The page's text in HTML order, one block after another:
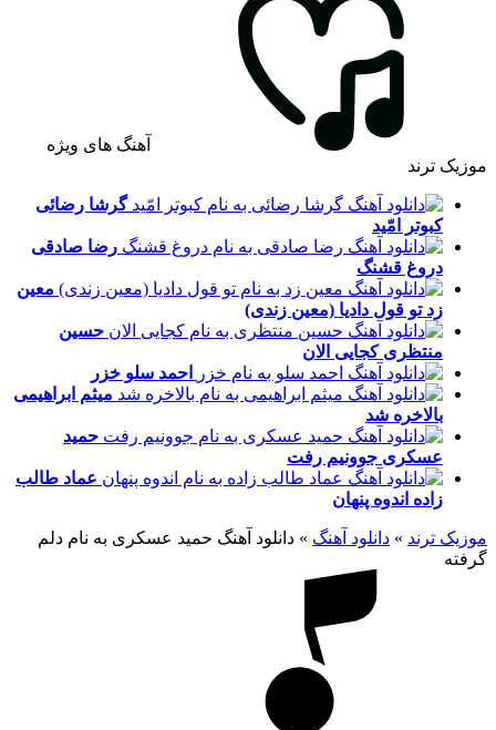
آهنگ های ویژه
موزیک ترند
گرشا رضائی
کبوتر امّید
رضا صادقی
دروغ قشنگ
معین
زدتو قول دادیا (معین زندی)
حسین
منتظریکجایی الان
احمد سلو خزر
میثم ابراهیمی
بالاخره شد
حمید
عسکری جوونیم رفت
عماد طالب
زاده اندوه پنهان
موزیک ترند » دانلود آهنگ » دانلود آهنگ حمید عسکری به نام دلم
گرفته